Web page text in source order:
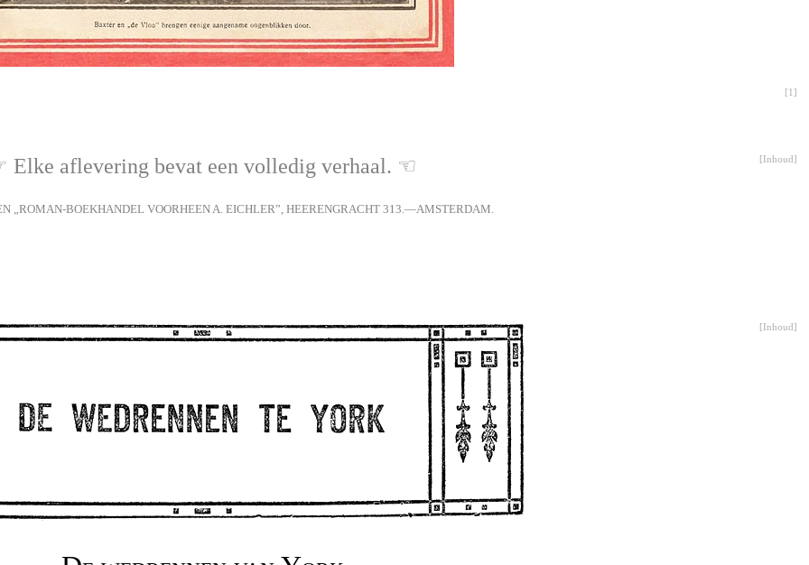
[1 ]
[Inhoud]
Elke aflevering bevat een volledig verhaal. ☜
„ROMAN-BOEKHANDEL VOORHEEN A. EICHLER”, HEERENGRACHT 313.—AMSTERDAM.
[Inhoud]